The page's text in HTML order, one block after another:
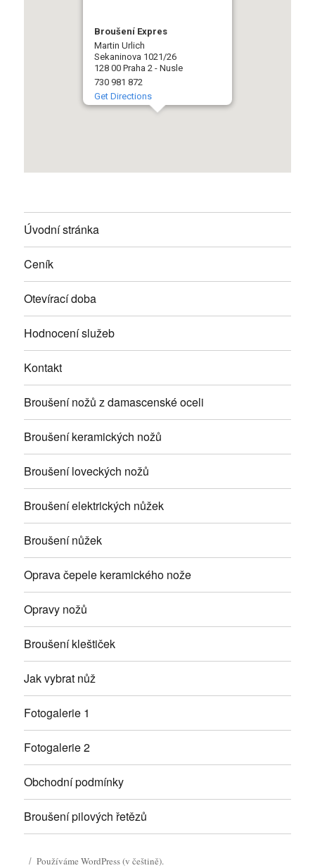
Broušení Expres
Martin Urlich
Sekaninova 1021/26
128 00 Praha 2 - Nusle
730 981 872
Get Directions
Úvodní stránka
Ceník
Otevírací doba
Hodnocení služeb
Kontakt
Broušení nožů z damascenské oceli
Broušení keramických nožů
Broušení loveckých nožů
Broušení elektrických nůžek
Broušení nůžek
Oprava čepele keramického nože
Opravy nožů
Broušení kleštiček
Jak vybrat nůž
Fotogalerie 1
Fotogalerie 2
Obchodní podmínky
Broušení pilových řetězů
Používáme WordPress (v češtině).